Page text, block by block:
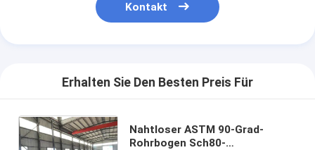
Kontakt
Erhalten Sie Den Besten Preis Für
Nahtloser ASTM 90-Grad-
Rohrbogen Sch80-